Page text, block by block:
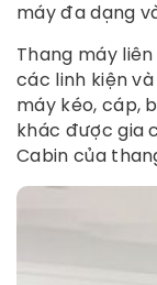
máy đa dạng
Thang máy
các linh kiện
máy kéo, cáp,
khác được gia
Cabin của